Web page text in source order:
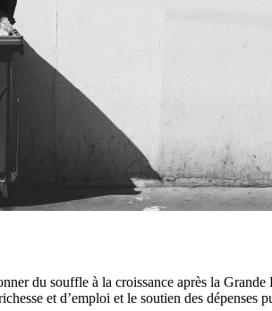
du souffle à la croissance après la
et d’emploi et le soutien des